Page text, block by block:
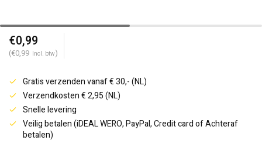
€0,99
(€0,99 Incl. btw)
Gratis verzenden vanaf € 30,- (NL)
Verzendkosten € 2,95 (NL)
Snelle levering
Veilig betalen (iDEAL WERO, PayPal, Credit card of Achteraf
betalen)